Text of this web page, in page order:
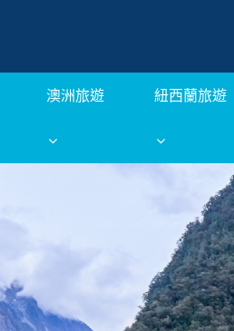
澳洲旅遊 紐西蘭旅遊